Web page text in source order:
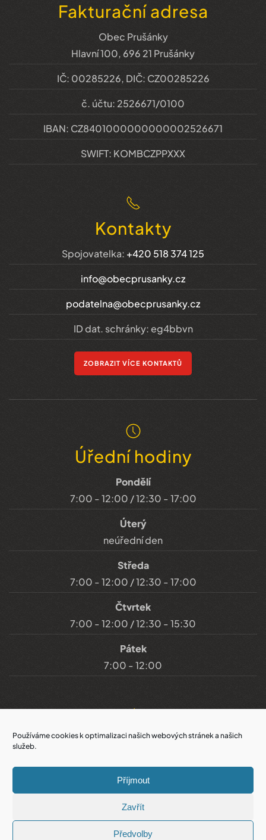
Používáme cookies k optimalizaci našich webových stránek a našich
služeb.
Příjmout
Zavřít
Předvolby
Fakturační adresa
Obec Prušánky
Hlavní 100, 696 21 Prušánky
IČ: 00285226, DIČ: CZ00285226
č. účtu: 2526671/0100
IBAN: CZ8401000000000002526671
SWIFT: KOMBCZPPXXX
Kontakty
Spojovatelka: +420 518 374 125
info@obecprusanky.cz
podatelna@obecprusanky.cz
ID dat. schránky: eg4bbvn
ZOBRAZIT VÍCE KONTAKTŮ
Úřední hodiny
Pondělí
7:00 - 12:00 / 12:30 - 17:00
Úterý
neúřední den
Středa
7:00 - 12:00 / 12:30 - 17:00
Čtvrtek
7:00 - 12:00 / 12:30 - 15:30
Pátek
7:00 - 12:00
Důležité odkazy
Prohlášení o přístupnosti